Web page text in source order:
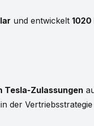
und entwickelt 1020
Tesla-Zulassungen
der